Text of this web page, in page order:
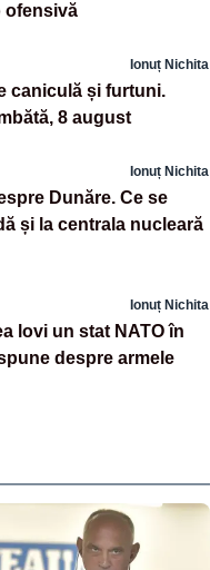
ofensivă
Ionuț Nichita
caniculă și furtuni.
8 august
Ionuț Nichita
Dunăre. Ce se
și la centrala nucleară
Ionuț Nichita
lovi un stat NATO în
despre armele